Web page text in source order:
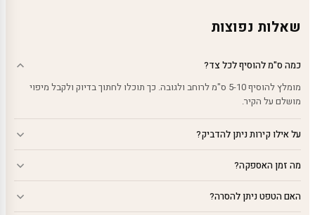
שאלות נפוצות
כמה ס"מ להוסיף לכל צד?
מומלץ להוסיף 5-10 ס"מ לרוחב ולגובה. כך תוכלו לחתוך בדיוק ולקבל מיפוי
מושלם על הקיר.
על אילו קירות ניתן להדביק?
מה זמן האספקה?
האם הטפט ניתן להסרה?